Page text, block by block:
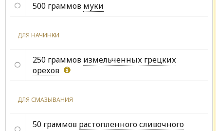
500 граммов муки
ДЛЯ НАЧИНКИ
250 граммов измельченных грецких
орехов
ДЛЯ СМАЗЫВАНИЯ
50 граммов растопленного сливочного